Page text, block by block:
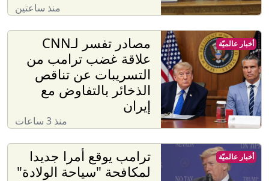
منذ ساعتين
مصادر تفسر لـCNN
علاقة غضب ترامب من
التسريبات عن تناقص
الذخائر بالتفاوض مع
إيران
منذ 3 ساعات
أخبار عالميّة
ترامب يوقع أمرا جديدا
لمكافحة "سياحة الولادة"
أخبار عالميّة